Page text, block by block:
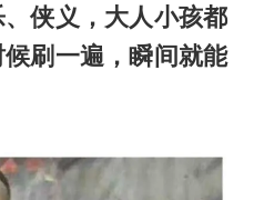
侠义，大人小孩都
刷一遍，瞬间就能